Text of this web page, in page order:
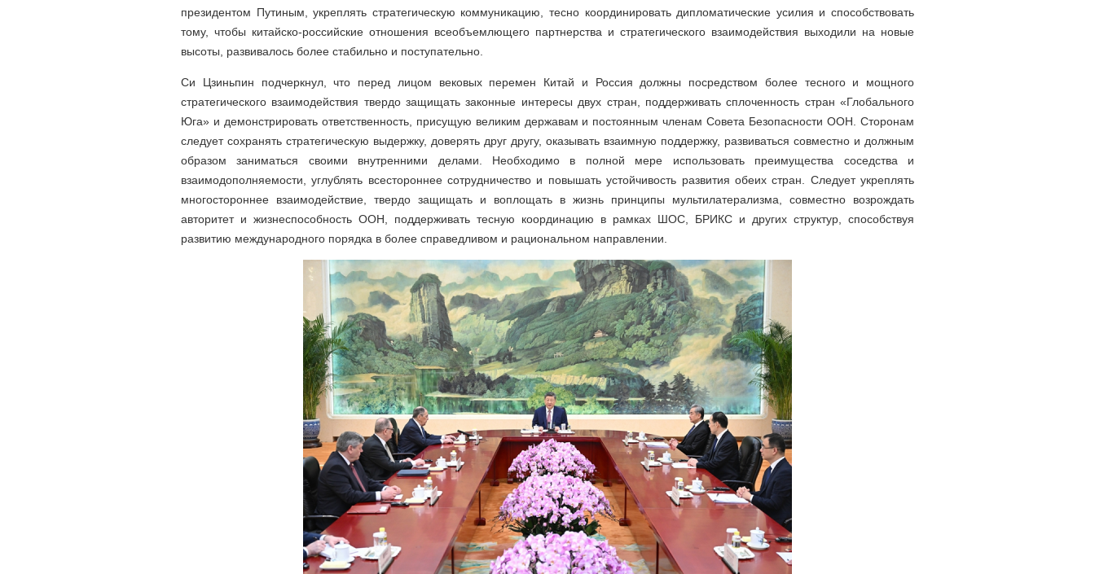
президентом Путиным, укреплять стратегическую коммуникацию, тесно координировать дипломатические усилия и способствовать
тому, чтобы китайско-российские отношения всеобъемлющего партнерства и стратегического взаимодействия выходили на новые
высоты, развивалось более стабильно и поступательно.
Си Цзиньпин подчеркнул, что перед лицом вековых перемен Китай и Россия должны посредством более тесного и мощного
стратегического взаимодействия твердо защищать законные интересы двух стран, поддерживать сплоченность стран «Глобального
Юга» и демонстрировать ответственность, присущую великим державам и постоянным членам Совета Безопасности ООН. Сторонам
следует сохранять стратегическую выдержку, доверять друг другу, оказывать взаимную поддержку, развиваться совместно и должным
образом заниматься своими внутренними делами. Необходимо в полной мере использовать преимущества соседства и
взаимодополняемости, углублять всестороннее сотрудничество и повышать устойчивость развития обеих стран. Следует укреплять
многостороннее взаимодействие, твердо защищать и воплощать в жизнь принципы мультилатерализма, совместно возрождать
авторитет и жизнеспособность ООН, поддерживать тесную координацию в рамках ШОС, БРИКС и других структур, способствуя
развитию международного порядка в более справедливом и рациональном направлении.